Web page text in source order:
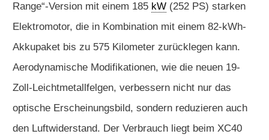
Range“-Version mit einem 185 kW (252 PS) starken
Elektromotor, die in Kombination mit einem 82-kWh-
Akkupaket bis zu 575 Kilometer zurücklegen kann.
Aerodynamische Modifikationen, wie die neuen 19-
Zoll-Leichtmetallfelgen, verbessern nicht nur das
optische Erscheinungsbild, sondern reduzieren auch
den Luftwiderstand. Der Verbrauch liegt beim XC40